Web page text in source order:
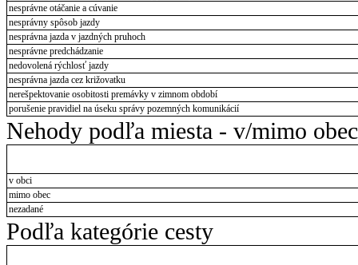
nesprávne otáčanie a cúvanie
nesprávny spôsob jazdy
nesprávna jazda v jazdných pruhoch
nesprávne predchádzanie
nedovolená rýchlosť jazdy
nesprávna jazda cez križovatku
nerešpektovanie osobitosti premávky v zimnom období
porušenie pravidiel na úseku správy pozemných komunikácií
Nehody podľa miesta - v/mimo obec
v obci
mimo obec
nezadané
Podľa kategórie cesty